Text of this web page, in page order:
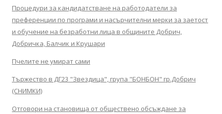
Процедури за кандидатстване на работодатели за
преференции по програми и насърчителни мерки за заетост
и обучение на безработни лица в общините Добрич,
Добричка, Балчик и Крушари
Пчелите не умират сами
Тържество в ДГ23 "Звездица", група "БОНБОН" гр.Добрич
(СНИМКИ)
Отговори на становища от обществено обсъждане за